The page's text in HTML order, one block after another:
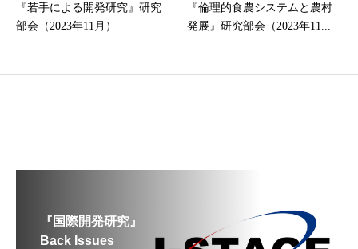
『若手による開発研究』研究
部会（2023年11月）
『倫理的食農システムと農村
発展』研究部会（2023年11...
『国際開発研究』
Back Issues